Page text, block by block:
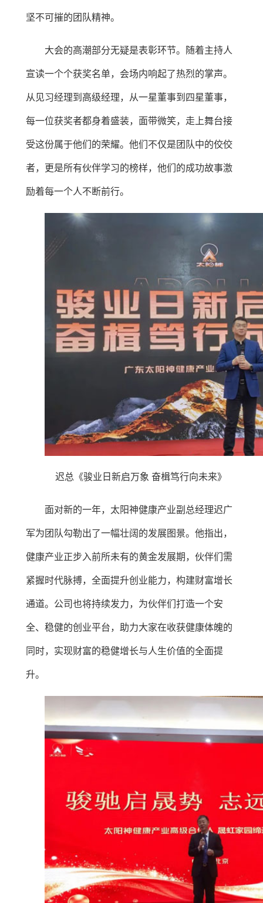
坚不可摧的团队精神。
大会的高潮部分无疑是表彰环节。随着主持人
宣读一个个获奖名单，会场内响起了热烈的掌声。
从见习经理到高级经理，从一星董事到四星董事，
每一位获奖者都身着盛装，面带微笑，走上舞台接
受这份属于他们的荣耀。他们不仅是团队中的佼佼
者，更是所有伙伴学习的榜样，他们的成功故事激
励着每一个人不断前行。
迟总《骏业日新启万象 奋楫笃行向未来》
面对新的一年，太阳神健康产业副总经理迟广
军为团队勾勒出了一幅壮阔的发展图景。他指出，
健康产业正步入前所未有的黄金发展期，伙伴们需
紧握时代脉搏，全面提升创业能力，构建财富增长
通道。公司也将持续发力，为伙伴们打造一个安
全、稳健的创业平台，助力大家在收获健康体魄的
同时，实现财富的稳健增长与人生价值的全面提
升。